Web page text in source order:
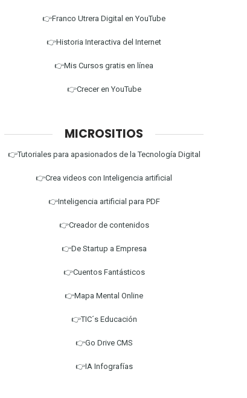
👉Franco Utrera Digital en YouTube
👉Historia Interactiva del Internet
👉Mis Cursos gratis en línea
👉Crecer en YouTube
MICROSITIOS
👉Tutoriales para apasionados de la Tecnología Digital
👉Crea videos con Inteligencia artificial
👉Inteligencia artificial para PDF
👉Creador de contenidos
👉De Startup a Empresa
👉Cuentos Fantásticos
👉Mapa Mental Online
👉TIC´s Educación
👉Go Drive CMS
👉IA Infografías